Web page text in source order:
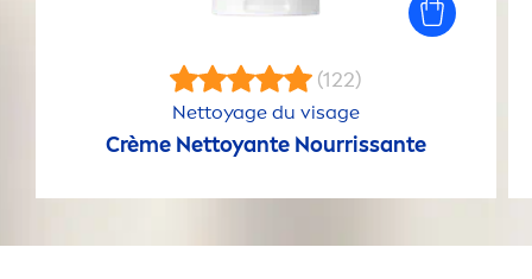
(122)
Nettoyage du visage
Crème Nettoyante Nourrissante